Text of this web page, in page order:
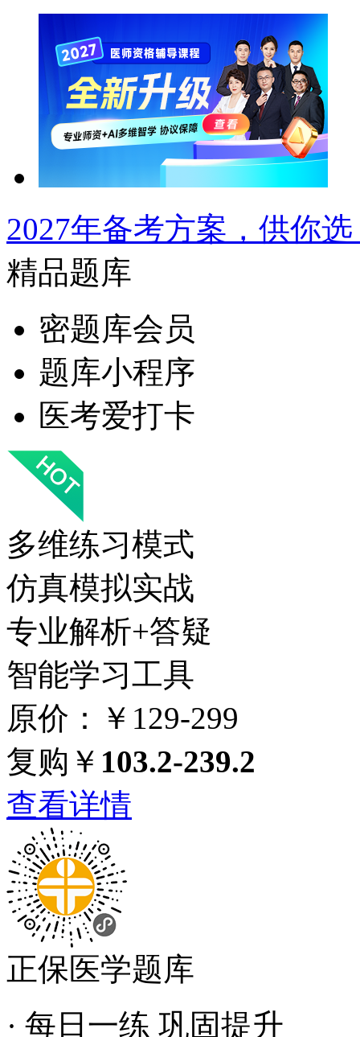
2027年备考方案，供你
精品题库
密题库会员
题库小程序
医考爱打卡
多维练习模式
仿真模拟实战
专业解析+答疑
智能学习工具
原价：￥129-299
复购￥ 103.2-239.2
查看详情
正保医学题库
· 每日一练 巩固提升